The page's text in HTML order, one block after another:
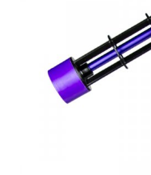
MALÍŘSKÉ ŠTĚTCE
MALÍŘSKÉ SADY